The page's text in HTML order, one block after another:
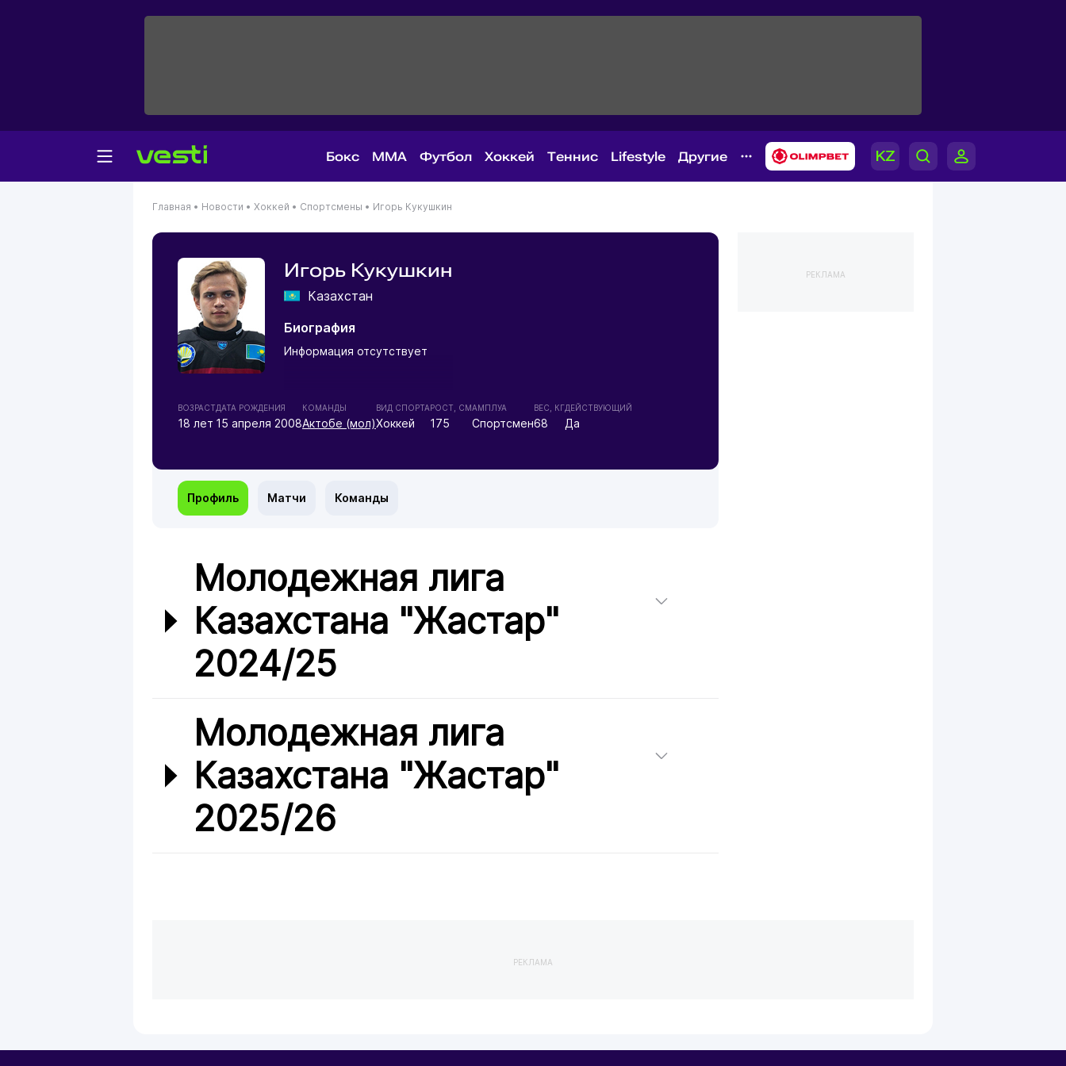
Бокс MMA Футбол Хоккей Теннис Lifestyle Другие
Главная • Новости • Хоккей • Спортсмены • Игорь Кукушкин
Игорь Кукушкин
Казахстан
Биография
Информация отсутствует
ВОЗРАСТ
18 лет
ДАТА РОЖДЕНИЯ
15 апреля 2008
КОМАНДЫ
Актобе (мол)
ВИД СПОРТА
Хоккей
РОСТ, СМ
175
АМПЛУА
Спортсмен
ВЕС, КГ
68
ДЕЙСТВУЮЩИЙ
Да
Профиль Матчи Команды
Молодежная лига
Казахстана "Жастар"
2024/25
Молодежная лига
Казахстана "Жастар"
2025/26
РЕКЛАМА
РЕКЛАМА